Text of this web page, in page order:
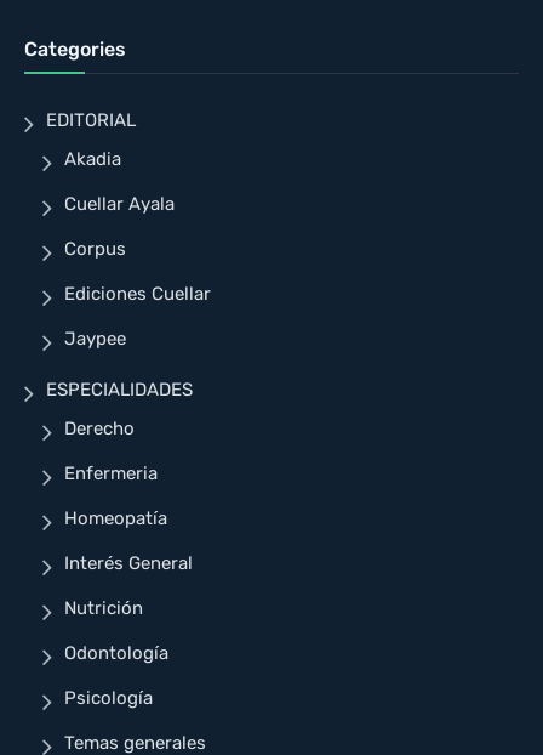
Categories
EDITORIAL
Akadia
Cuellar Ayala
Corpus
Ediciones Cuellar
Jaypee
ESPECIALIDADES
Derecho
Enfermeria
Homeopatía
Interés General
Nutrición
Odontología
Psicología
Temas generales